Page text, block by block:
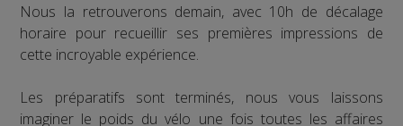
Nous la retrouverons demain, avec 10h de décalage
horaire pour recueillir ses premières impressions de
cette incroyable expérience.
Les préparatifs sont terminés, nous vous laissons
imaginer le poids du vélo une fois toutes les affaires